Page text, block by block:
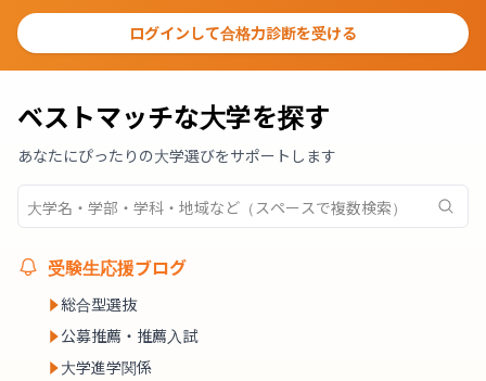
ログインして合格力診断を受ける
ベストマッチな大学を探す
あなたにぴったりの大学選びをサポートします
受験生応援ブログ
総合型選抜
公募推薦・推薦入試
大学進学関係